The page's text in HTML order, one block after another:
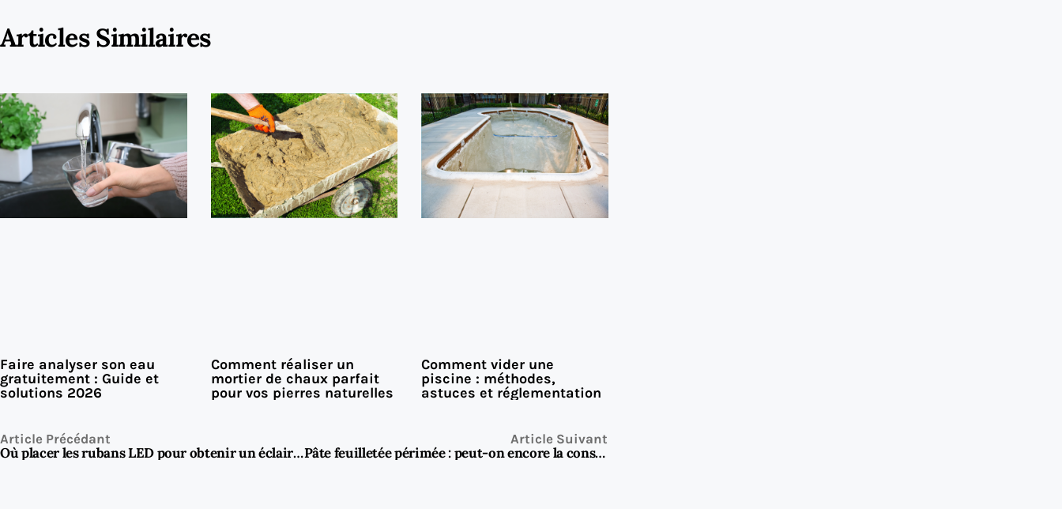
Articles Similaires
Faire analyser son eau
gratuitement : Guide et
solutions 2026
Comment réaliser un
mortier de chaux parfait
pour vos pierres naturelles
Comment vider une
piscine : méthodes,
astuces et réglementation
Article Précédant
Où placer les rubans LED pour obtenir un éclairage indirect élégant ?
Article Suivant
Pâte feuilletée périmée : peut-on encore la consommer sans risque ?